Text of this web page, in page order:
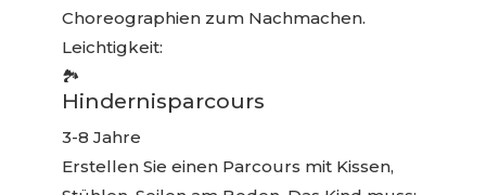
Choreographien zum Nachmachen.
Leichtigkeit:
🏞️
Hindernisparcours
3-8 Jahre
Erstellen Sie einen Parcours mit Kissen,